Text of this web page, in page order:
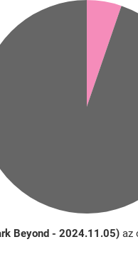
Beyond - 2024.11.05) az